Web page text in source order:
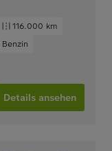
116.000 km
Benzin
Details ansehen